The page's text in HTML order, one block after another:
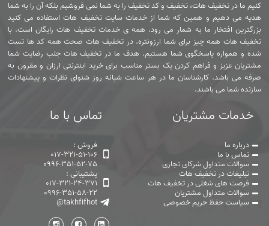
کنیم ما در تخفیف هات، تخفیف و کد تخفیف را به شما نمی فروشیم بلکه آن را به شما
هدیه می دهیم و همین که شما از خدمات سایت تخفیف هات استفاده می کنید
بزرگترین افتخار ما به شمار می رود. همه ی خدمات تخفیف هات رایگان است. با
تخفیف هات همه چیز برای شما ارزونتره. در تخفیف هات صحت همه کد ها تست
شده و همواره پاسخگوی شما هستیم. هدف ما در تخفیف هات جلب رضایت شما
مشتریان عزیز و فراهم کردن یک بستر مناسب برای خرید اینترنتی ارزان و مقرون به
صرفه می باشد. کارشناسان ما در هر ساعت شبانه روز شنوای نظرات و پیشنهادات
سازنده شما می باشند.
خدمات مشتریان
درباره ما
تماس با ما
سوالات متداول شرکای تجاری
تبلیغات در تخفیف هات
فرصت های شغلی در تخفیف هات
سوالات متداول مشتریان
سیاست حفظ حریم خصوصی
تماس با ما
فروش :
017-321-51-106
0996-351-52-75
پشتیبانی :
017-321-24-371
0996-351-58-22
@takhfifhot